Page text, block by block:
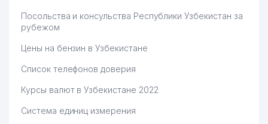
Посольства и консульства Республики Узбекистан за
рубежом
Цены на бензин в Узбекистане
Список телефонов доверия
Курсы валют в Узбекистане 2022
Система единиц измерения